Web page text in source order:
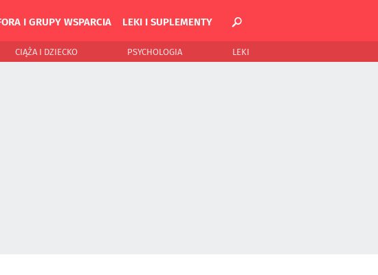
I GRUPY WSPARCIA LEKI I SUPLEMENTY
CIĄŻA I DZIECKO PSYCHOLOGIA LEKI